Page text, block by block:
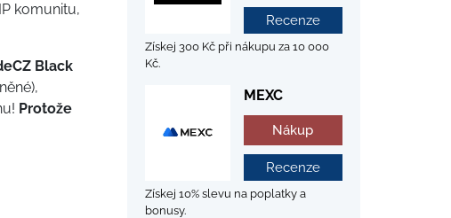
komunitu,
Black
Protože
Recenze
Získej 300 Kč při nákupu za 10 000
Kč.
MEXC
Nákup
Recenze
Získej 10% slevu na poplatky a
bonusy.